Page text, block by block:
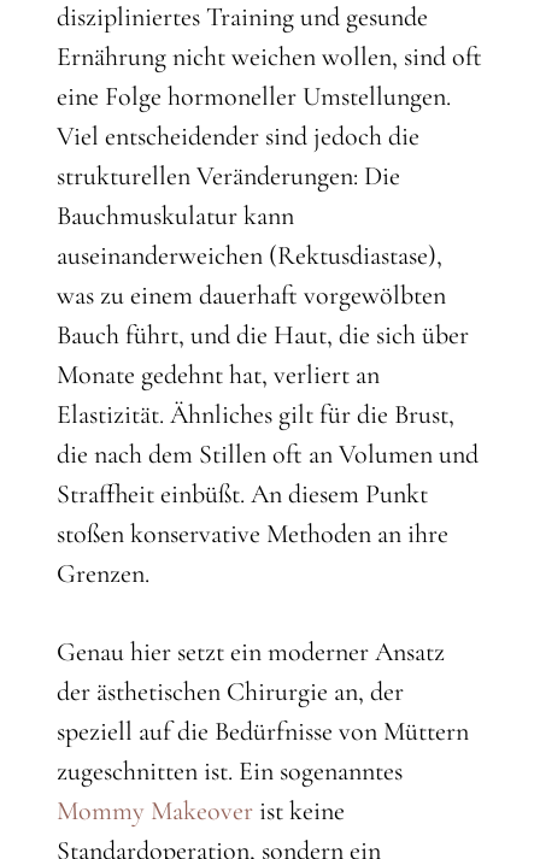
diszipliniertes Training und gesunde
Ernährung nicht weichen wollen, sind oft
eine Folge hormoneller Umstellungen.
Viel entscheidender sind jedoch die
strukturellen Veränderungen: Die
Bauchmuskulatur kann
auseinanderweichen (Rektusdiastase),
was zu einem dauerhaft vorgewölbten
Bauch führt, und die Haut, die sich über
Monate gedehnt hat, verliert an
Elastizität. Ähnliches gilt für die Brust,
die nach dem Stillen oft an Volumen und
Straffheit einbüßt. An diesem Punkt
stoßen konservative Methoden an ihre
Grenzen.
Genau hier setzt ein moderner Ansatz
der ästhetischen Chirurgie an, der
speziell auf die Bedürfnisse von Müttern
zugeschnitten ist. Ein sogenanntes
Mommy Makeover ist keine
Standardoperation, sondern ein